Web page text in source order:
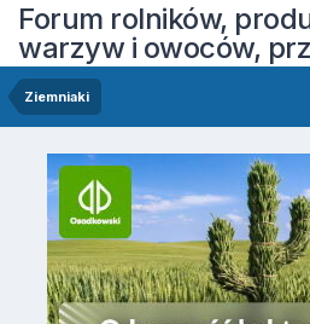
Forum rolników,
warzyw i owoców,
Ziemniaki